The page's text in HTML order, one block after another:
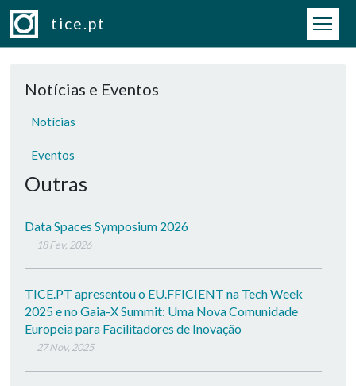
Passar para o conteúdo principal
tice.pt
Notícias e Eventos
Notícias
Eventos
Outras
Data Spaces Symposium 2026
18 Fev, 2026
TICE.PT apresentou o EU.FFICIENT na Tech Week
2025 e no Gaia-X Summit: Uma Nova Comunidade
Europeia para Facilitadores de Inovação
27 Nov, 2025